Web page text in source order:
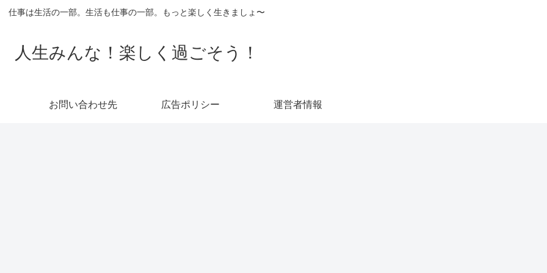
仕事は生活の一部。生活も仕事の一部。もっと楽しく生きましょ〜
人生みんな！楽しく過ごそう！
お問い合わせ先 広告ポリシー 運営者情報